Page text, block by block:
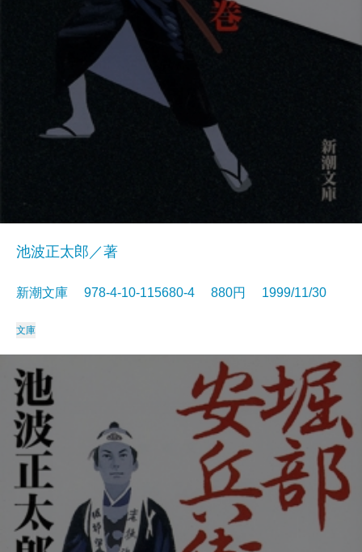
池波正太郎／著
新潮文庫 978-4-10-115680-4 880円 1999/11/30
文庫